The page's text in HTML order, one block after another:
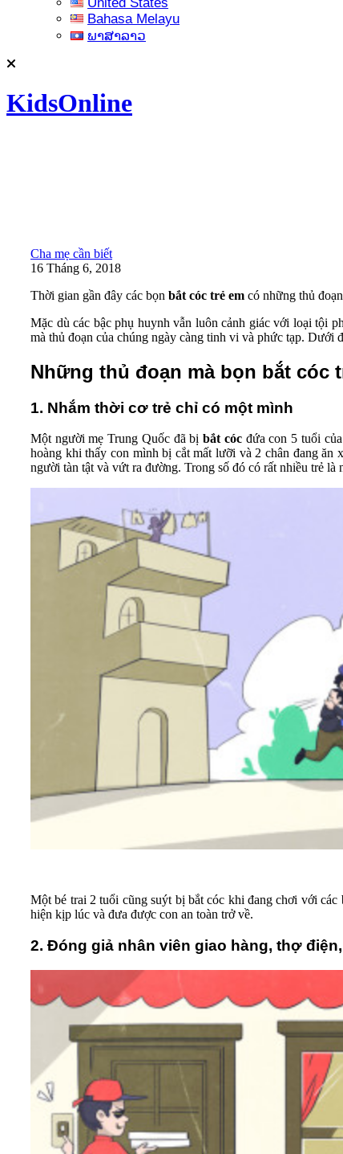
Bahasa Melayu
ພາສາລາວ
KidsOnline
Cha mẹ cần biết
16 Tháng 6, 2018
Thời gian gần đây các bọn bắt cóc trẻ em có những thủ
Mặc dù các bậc phụ huynh vẫn luôn cảnh giác với loại tội
mà thủ đoạn của chúng ngày càng tinh vi và phức tạp. Dưới
Những thủ đoạn mà bọn bắt cóc
1. Nhắm thời cơ trẻ chỉ có một mình
Một người mẹ Trung Quốc đã bịbắt cócđứa con 5 tuổi
hoàng khi thấy con mình bị cắt mất lưỡi và 2 chân đang ăn
người tàn tật và vứt ra đường. Trong số đó có rất nhiều trẻ là
Một bé trai 2 tuổi cũng suýt bị bắt cóc khi đang chơi với
hiện kịp lúc và đưa được con an toàn trở về.
2. Đóng giả nhân viên giao hàng, thợ